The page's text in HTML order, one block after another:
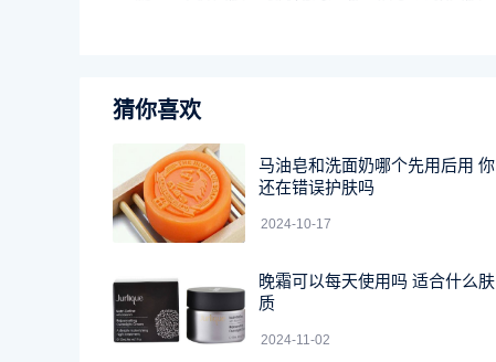
猜你喜欢
马油皂和洗面奶哪个先用后用 你
还在错误护肤吗
2024-10-17
晚霜可以每天使用吗 适合什么肤
质
2024-11-02